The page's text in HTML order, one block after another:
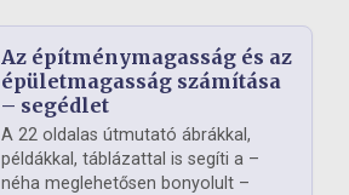
Az építménymagasság és az
épületmagasság számítása
– segédlet
A 22 oldalas útmutató ábrákkal,
példákkal, táblázattal is segíti a –
néha meglehetősen bonyolult –